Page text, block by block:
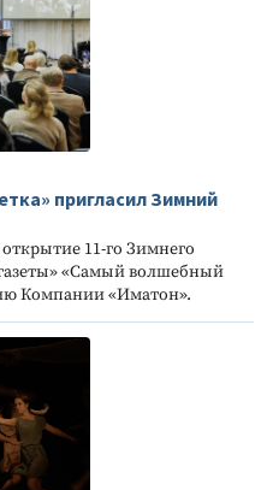
пригласил Зимний
открытие 11-го Зимнего
«Самый волшебный
Компании «Иматон».